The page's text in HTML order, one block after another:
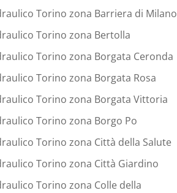
Torino zona Barriera di Milano
Torino zona Bertolla
Torino zona Borgata Ceronda
Torino zona Borgata Rosa
Torino zona Borgata Vittoria
Torino zona Borgo Po
Torino zona Città della Salute
Torino zona Città Giardino
Torino zona Colle della